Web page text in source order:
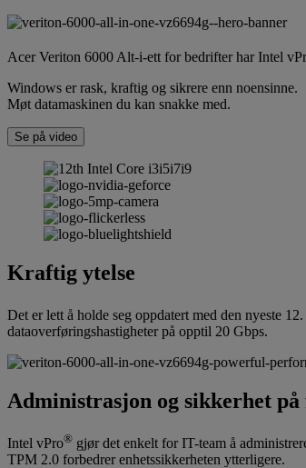
Acer Veriton 6000 Alt-i-ett for bedrifter har Intel
Windows er rask, kraftig og sikrere enn noensinne.
Møt datamaskinen du kan snakke med.
Se på video
Kraftig ytelse
Det er lett å holde seg oppdatert med den nyeste
dataoverføringshastigheter på opptil 20 Gbps.
Administrasjon og sikkerhet
Intel vPro® gjør det enkelt for IT-team å
TPM 2.0 forbedrer enhetssikkerheten ytterligere.